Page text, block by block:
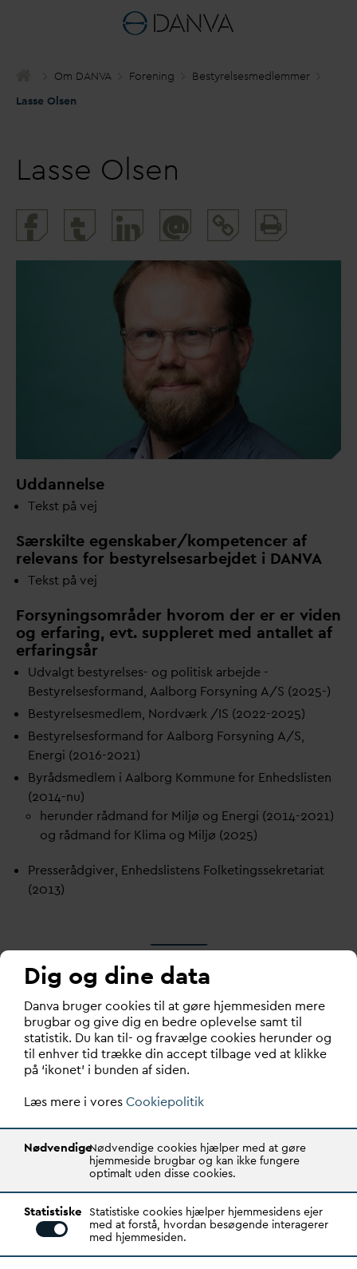
Om DANVA Forening
Bestyrelsesmedlemmer
Lasse Olsen
Lasse Olsen
@
and
Uddannelse
Tekst på vej
Særskilte egenskaber/kompetencer af
relevans for bestyrelsesarbejdet i DANVA
Tekst på vej
Forsyningsområder hvorom der er er viden
og erfaring, evt. suppleret med antallet af
erfaringsår
Udvalgt bestyrelses- og politisk arbejde -
Bestyrelsesformand, Aalborg Forsyning A/S (2025-)
Bestyrelsesmedlem, Nordværk /IS (2022-2025)
Bestyrelsesformand for Aalborg Forsyning A/S,
Energi (2016-2021)
Byrådsmedlem i Aalborg Kommune for Enhedslisten
(2014-nu)
herunder rådmand for Miljø og Energi (2014-2021)
og rådmand for Klima og Miljø (2025)
Presserådgiver, Enhedslistens Folketingssekretariat
(2013)
DanskVand- og Spildevandsforening
V andhuset
Godthåbsvej 83
København
Vester Farimagsgade 1, 5. sal.
1606 København V
Tlf.: 70 21 00 55
anva.dk
Dig og dine data
Danva bruger cookies til at gøre hjemmesiden mere
brugbar og give dig en bedre oplevelse samt til
statistik. Du kan til- og fravælge cookies herunder og
til enhver tid trække din accept tilbage ved at klikke
på ‘ikonet’ i bunden af siden.
Læs mere i voresCookiepolitik
NødvendigeNødvendige cookies hjælper med at gøre
hjemmeside brugbar og kan ikke fungere
optimalt uden disse cookies.
Statistiske Statistiske cookies hjælper hjemmesidens ejer
med at forstå, hvordan besøgende interagerer
med hjemmesiden.